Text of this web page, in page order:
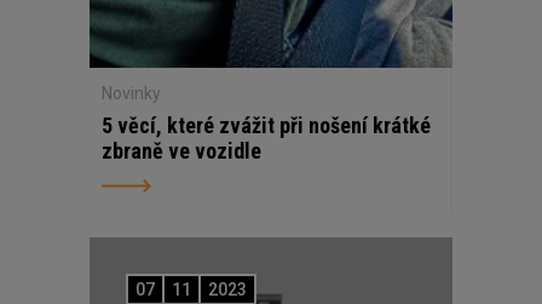
Novinky
5 věcí, které zvážit při nošení krátké
zbraně ve vozidle
07 11 2023